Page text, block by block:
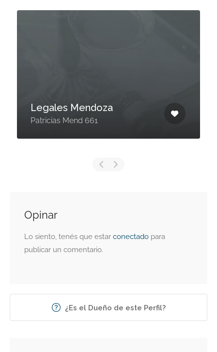
Legales Mendoza
Patricias Mend 661
Opinar
Lo siento, tenés que estar conectado para
publicar un comentario.
¿Es el Dueño de este Perfil?